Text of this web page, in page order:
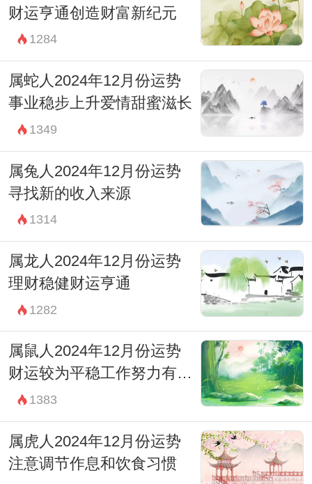
财运亨通创造财富新纪元
1284
属蛇人2024年12月份运势
事业稳步上升爱情甜蜜滋长
1349
属兔人2024年12月份运势
寻找新的收入来源
1314
属龙人2024年12月份运势
理财稳健财运亨通
1282
属鼠人2024年12月份运势
财运较为平稳工作努力有回
报 1383
属虎人2024年12月份运势
注意调节作息和饮食习惯